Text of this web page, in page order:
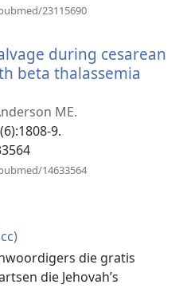
23115690
during cesarean
beta thalassemia
ME.
9.
14633564
die gratis
die Jehovah’s